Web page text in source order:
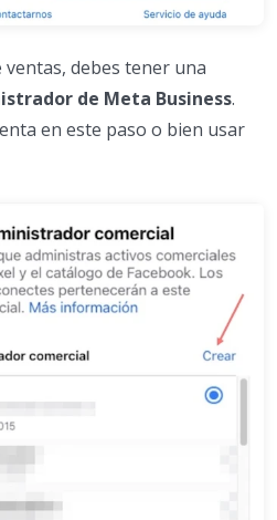
ventas, debes tener una
de Meta Business.
en este paso o bien usar